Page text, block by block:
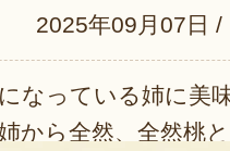
2025年09月07日 /
なっている姉に美
から全然、全然桃